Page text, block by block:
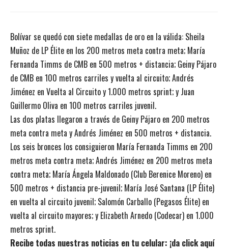
Bolívar se quedó con siete medallas de oro en la válida: Sheila
Muñoz de LP Élite en los 200 metros meta contra meta; María
Fernanda Timms de CMB en 500 metros + distancia; Geiny Pájaro
de CMB en 100 metros carriles y vuelta al circuito; Andrés
Jiménez en Vuelta al Circuito y 1.000 metros sprint; y Juan
Guillermo Oliva en 100 metros carriles juvenil.
Las dos platas llegaron a través de Geiny Pájaro en 200 metros
meta contra meta y Andrés Jiménez en 500 metros + distancia.
Los seis bronces los consiguieron María Fernanda Timms en 200
metros meta contra meta; Andrés Jiménez en 200 metros meta
contra meta; María Ángela Maldonado (Club Berenice Moreno) en
500 metros + distancia pre-juvenil; María José Santana (LP Élite)
en vuelta al circuito juvenil; Salomón Carballo (Pegasos Élite) en
vuelta al circuito mayores; y Elizabeth Arnedo (Codecar) en 1.000
metros sprint.
Recibe todas nuestras noticias en tu celular: ¡da click aquí